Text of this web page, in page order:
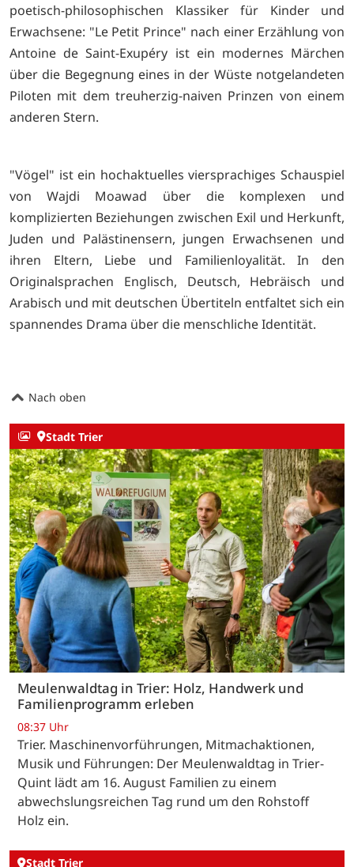
poetisch-philosophischen Klassiker für Kinder und
Erwachsene: "Le Petit Prince" nach einer Erzählung von
Antoine de Saint-Exupéry ist ein modernes Märchen
über die Begegnung eines in der Wüste notgelandeten
Piloten mit dem treuherzig-naiven Prinzen von einem
anderen Stern.
"Vögel" ist ein hochaktuelles viersprachiges Schauspiel
von Wajdi Moawad über die komplexen und
komplizierten Beziehungen zwischen Exil und Herkunft,
Juden und Palästinensern, jungen Erwachsenen und
ihren Eltern, Liebe und Familienloyalität. In den
Originalsprachen Englisch, Deutsch, Hebräisch und
Arabisch und mit deutschen Übertiteln entfaltet sich ein
spannendes Drama über die menschliche Identität.
Nach oben
Stadt Trier
Meulenwaldtag in Trier: Holz, Handwerk und
Familienprogramm erleben
08:37 Uhr
Trier. Maschinenvorführungen, Mitmachaktionen,
Musik und Führungen: Der Meulenwaldtag in Trier-
Quint lädt am 16. August Familien zu einem
abwechslungsreichen Tag rund um den Rohstoff
Holz ein.
Stadt Trier